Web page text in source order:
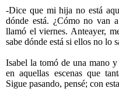
-Dice que mi hija no está
dónde está. ¿Cómo no van
llamó el viernes. Anteayer,
sabe dónde está si ellos no lo
Isabel la tomó de una mano
en aquellas escenas que
Sigue pasando, pensé; con